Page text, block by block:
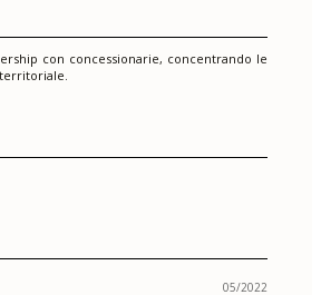
con concessionarie, concentrando le
05/2022